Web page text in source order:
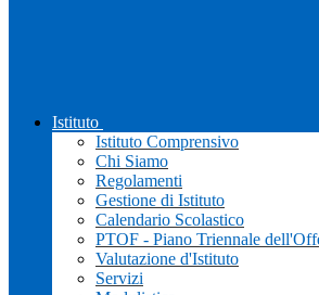
Istituto
Istituto Comprensivo
Chi Siamo
Regolamenti
Gestione di Istituto
Calendario Scolastico
PTOF - Piano Triennale
Valutazione d'Istituto
Servizi